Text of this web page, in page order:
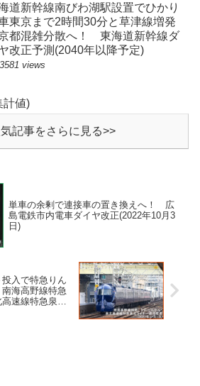
道新幹線南びわ湖駅設置でひかり
東京まで2時間30分と草津線増発
都混雑分散へ！ 東海道新幹線ダ
改正予測(2040年以降予定)
views
計値)
記事をさらに見る>>
単車の余剰で連接車の置き換えへ！ 広
島電鉄市内電車ダイヤ改正(2022年10月3
日)
入で特急りん
海高野線特急
速線特急泉北